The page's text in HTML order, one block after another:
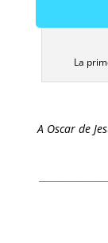
La
A Oscar de